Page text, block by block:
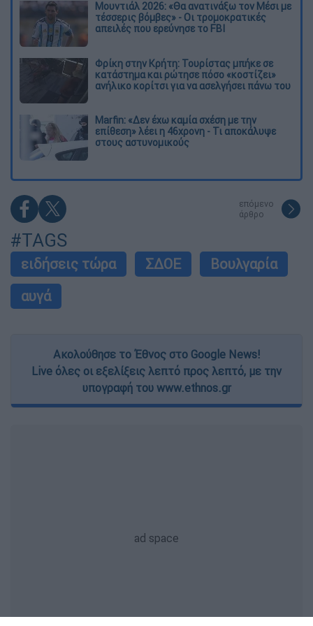
Μουντιάλ 2026: «Θα ανατινάξω τον Μέσι με
τέσσερις βόμβες» - Οι τρομοκρατικές
απειλές που ερεύνησε το FBI
Φρίκη στην Κρήτη: Τουρίστας μπήκε σε
κατάστημα και ρώτησε πόσο «κοστίζει»
ανήλικο κορίτσι για να ασελγήσει πάνω του
Marfin: «Δεν έχω καμία σχέση με την
επίθεση» λέει η 46χρονη - Τι αποκάλυψε
στους αστυνομικούς
επόμενο
άρθρο
#TAGS
ειδήσεις τώρα ΣΔΟΕ
Βουλγαρία
αυγά
Ακολούθησε το Έθνος στο Google News!
Live όλες οι εξελίξεις λεπτό προς λεπτό, με την
υπογραφή του www.ethnos.gr